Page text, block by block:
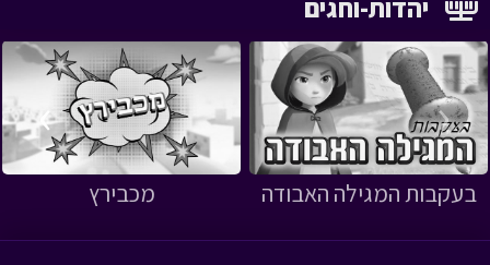
בעקבות המגילה האבודה מכבירץ
‹
›